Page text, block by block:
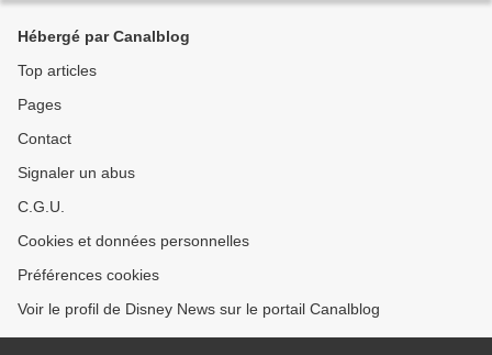
Hébergé par Canalblog
Top articles
Pages
Contact
Signaler un abus
C.G.U.
Cookies et données personnelles
Préférences cookies
Voir le profil de Disney News sur le portail Canalblog